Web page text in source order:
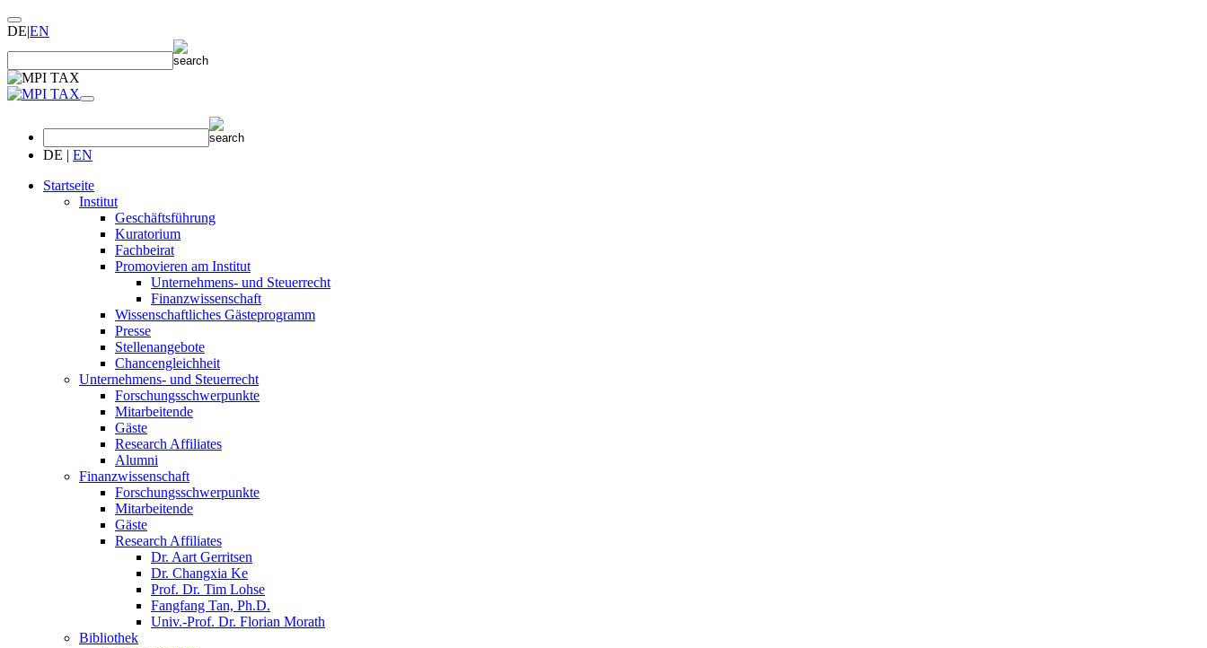
DE|EN
DE | EN
Startseite
Institut
Geschäftsführung
Kuratorium
Fachbeirat
Promovieren am Institut
Unternehmens- und Steuerrecht
Finanzwissenschaft
Wissenschaftliches Gästeprogramm
Presse
Stellenangebote
Chancengleichheit
Unternehmens- und Steuerrecht
Forschungsschwerpunkte
Mitarbeitende
Gäste
Research Affiliates
Alumni
Finanzwissenschaft
Forschungsschwerpunkte
Mitarbeitende
Gäste
Research Affiliates
Dr. Aart Gerritsen
Dr. Changxia Ke
Prof. Dr. Tim Lohse
Fangfang Tan, Ph.D.
Univ.-Prof. Dr. Florian Morath
Bibliothek